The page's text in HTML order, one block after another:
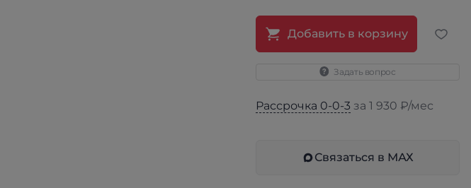
Добавить в корзину
Задать вопрос
Рассрочка 0-0-3 за 1 930 ₽/мес
Связаться в МАХ